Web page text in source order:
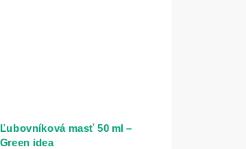
Ľubovníková masť 50 ml –
Green idea